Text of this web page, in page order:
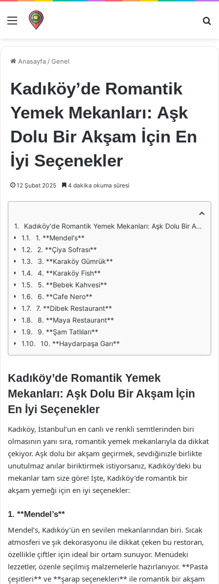
Menü
Anasayfa /Genel
Kadıköy’de Romantik
Yemek Mekanları: Aşk
Dolu Bir Akşam İçin En
İyi Seçenekler
12 Şubat 2025 4 dakika okuma süresi
Kadıköy'de Romantik Yemek Mekanları: Aşk Dolu Bir Akşam İçin En İyi Seçenekler
1. **Mendel's**
2. **Çiya Sofrası**
3. **Karaköy Gümrük**
4. **Karaköy Fish**
5. **Bebek Kahvesi**
6. **Cafe Nero**
7. **Dibek Restaurant**
8. **Maya Restaurant**
9. **Şam Tatlıları**
10. **Haydarpaşa Garı**
Kadıköy’de Romantik Yemek
Mekanları: Aşk Dolu Bir Akşam İçin
En İyi Seçenekler
Kadıköy, İstanbul’un en canlı ve renkli semtlerinden biri
olmasının yanı sıra, romantik yemek mekanlarıyla da dikkat
çekiyor. Aşk dolu bir akşam geçirmek, sevdiğinizle birlikte
unutulmaz anılar biriktirmek istiyorsanız, Kadıköy’deki bu
mekanlar tam size göre! İşte, Kadıköy’de romantik bir
akşam yemeği için en iyi seçenekler:
1. **Mendel’s**
Mendel’s, Kadıköy’ün en sevilen mekanlarından biri. Sıcak
atmosferi ve şık dekorasyonu ile dikkat çeken bu restoran,
özellikle çiftler için ideal bir ortam sunuyor. Menüdeki
lezzetler, özenle seçilmiş malzemelerle hazırlanıyor. **Pasta
çeşitleri** ve **şarap seçenekleri** ile romantik bir akşam